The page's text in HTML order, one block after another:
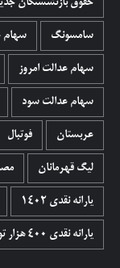
حقوق بازنشستگان
سامسونگ سهام
سهام عدالت امروز
سهام عدالت سود
عربستان فوتبال
لیگ قهرمانان
یارانه نقدی 1402
یارانه نقدی ۴۰۰ هزار تومانی